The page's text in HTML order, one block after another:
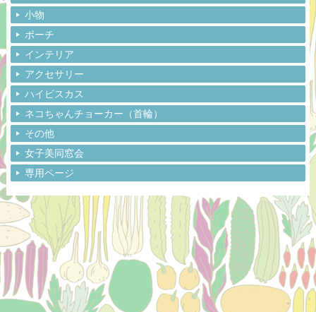
小物
ポーチ
インテリア
アクセサリー
ハイビスカス
ネコちゃんチョーカー（首輪）
その他
女子美同窓会
専用ページ